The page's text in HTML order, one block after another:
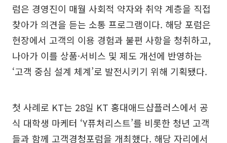
럼은 경영진이 매월 사회적 약자와 취약 계층을 직접
찾아가 의견을 듣는 소통 프로그램이다. 해당 포럼은
현장에서 고객의 이용 경험과 불편 사항을 청취하고,
나아가 이를 상품·서비스 및 제도 개선에 반영하는
‘고객 중심 설계 체계’로 발전시키기 위해 기획됐다.
첫 사례로 KT는 28일 KT 홍대애드샵플러스에서 공
식 대학생 마케터 ‘Y퓨처리스트’를 비롯한 청년 고객
들과 함께 고객경청포럼을 개최했다. 해당 자리에서